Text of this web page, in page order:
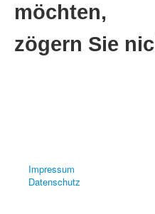
möchten,
zögern Sie
Impressum
Datenschutz